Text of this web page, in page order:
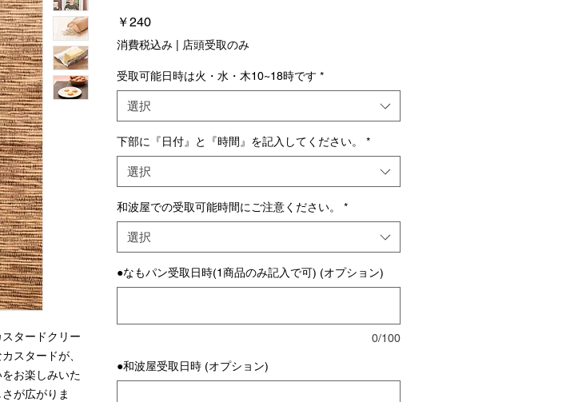
タードクリー
スタードが、
お楽しみいた
が広がりま
￥240価
格
消費税込み 店頭受取のみ
受取可能日時は火・水・木10~18時です *
選択
下部に『日付』と『時間』を記入してください。 *
選択
和波屋での受取可能時間にご注意ください。 *
選択
●なもパン受取日時(1商品のみ記入で可) (オプション)
0/100
●和波屋受取日時 (オプション)